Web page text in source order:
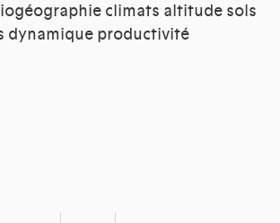
climats altitude sols
dynamique productivité